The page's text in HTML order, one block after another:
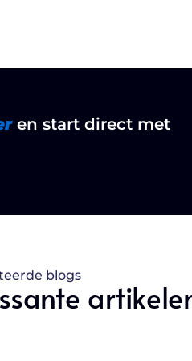
en start direct met
blogs